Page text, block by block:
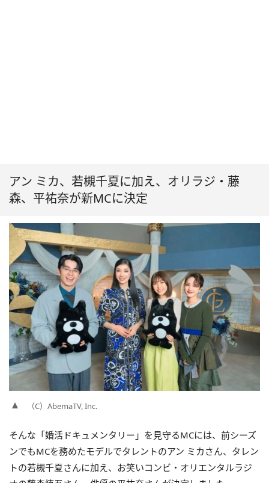
アン ミカ、若槻千夏に加え、オリラジ・藤
森、平祐奈が新MCに決定
（C）AbemaTV, Inc.
そんな「婚活ドキュメンタリー」を見守るMCには、前シーズ
ンでもMCを務めたモデルでタレントのアン ミカさん、タレン
トの若槻千夏さんに加え、お笑いコンビ・オリエンタルラジ